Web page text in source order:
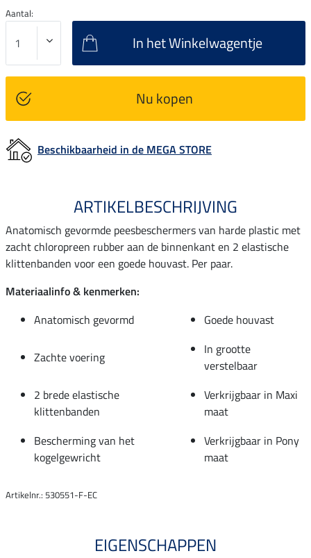
Aantal:
In het Winkelwagentje
Nu kopen
Beschikbaarheid in de MEGA STORE
ARTIKELBESCHRIJVING
Anatomisch gevormde peesbeschermers van harde plastic met
zacht chloropreen rubber aan de binnenkant en 2 elastische
klittenbanden voor een goede houvast. Per paar.
Materiaalinfo & kenmerken:
Anatomisch gevormd
Goede houvast
Zachte voering
In grootte
verstelbaar
2 brede elastische
klittenbanden
Verkrijgbaar in Maxi
maat
Bescherming van het
kogelgewricht
Verkrijgbaar in Pony
maat
Artikelnr.: 530551-F-EC
EIGENSCHAPPEN